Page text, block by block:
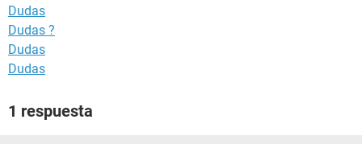
Dudas
Dudas ?
Dudas
Dudas
1 respuesta